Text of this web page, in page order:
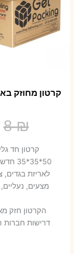
8₪
קרטון חד
לאריזת בגדים,
מצעים, נעליים,
הקרטון חזק
דרישות חברות